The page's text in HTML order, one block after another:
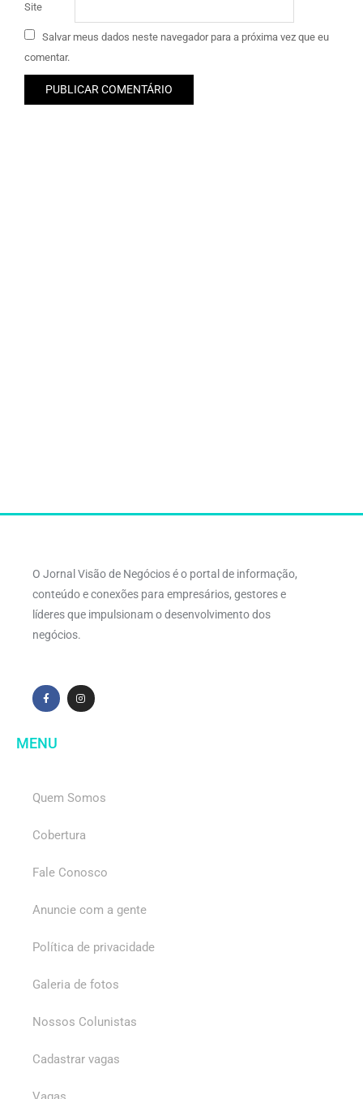
Site
Salvar meus dados neste navegador para a próxima vez que eu
comentar.
O Jornal Visão de Negócios é o portal de informação,
conteúdo e conexões para empresários, gestores e
líderes que impulsionam o desenvolvimento dos
negócios.
MENU
Quem Somos
Cobertura
Fale Conosco
Anuncie com a gente
Política de privacidade
Galeria de fotos
Nossos Colunistas
Cadastrar vagas